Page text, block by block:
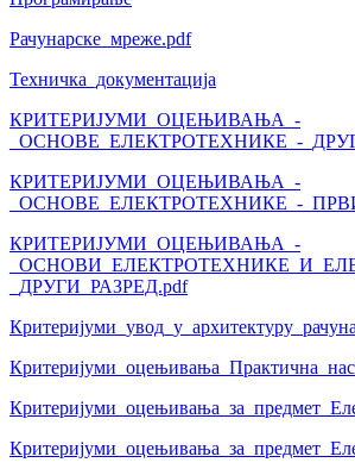
Рачунарске_мреже.pdf
Техничка_документација
КРИТЕРИЈУМИ_ОЦЕЊИВАЊА_-
_ОСНОВЕ_ЕЛЕКТРОТЕХНИКЕ_-
КРИТЕРИЈУМИ_ОЦЕЊИВАЊА_-
_ОСНОВЕ_ЕЛЕКТРОТЕХНИКЕ_-
КРИТЕРИЈУМИ_ОЦЕЊИВАЊА_-
_ДРУГИ_РАЗРЕД.pdf